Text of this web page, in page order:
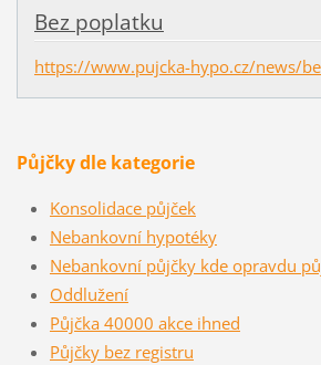
Bez poplatku
https://www.pujcka-hypo.cz/news/
Půjčky dle kategorie
Konsolidace půjček
Nebankovní hypotéky
Nebankovní půjčky kde opravdu
Oddlužení
Půjčka 40000 akce ihned
Půjčky bez registru